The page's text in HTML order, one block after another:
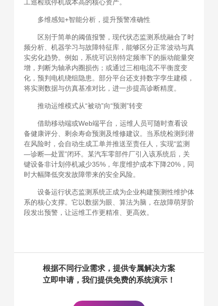
工巡检或停机成本高的核心资产。
多维感知+智能分析，提升预警准确性
区别于简单的阈值报警，现代状态监测系统融合了时
频分析、机器学习与故障特征库，能够区分正常波动与真
实劣化趋势。例如，系统可识别特定频率下的振动能量突
增，判断为轴承内圈损伤；或通过三相电流不平衡度变
化，预判电机绕组隐患。部分平台还支持数字孪生建模，
将实测数据与仿真基准对比，进一步提高诊断精度。
推动运维模式从“被动”向“预测”转变
借助移动端或Web端平台，运维人员可随时查看设
备健康评分、剩余寿命预测及维修建议。当系统检测到潜
在风险时，会自动生成工单并推送至责任人，实现“监测
—诊断—处置”闭环。某汽车零部件厂引入该系统后，关
键设备非计划停机减少35%，年度维护成本下降20%，同
时大幅降低突发故障带来的安全风险。
设备运行状态监测系统正成为企业构建预测性维护体
系的核心支撑。它以数据为眼、算法为脑，在故障萌芽阶
段发出预警，让运维工作更精准、更高效。
根据不同行业需求，提供专属解决方案
立即申请，我们提供免费的系统演示！